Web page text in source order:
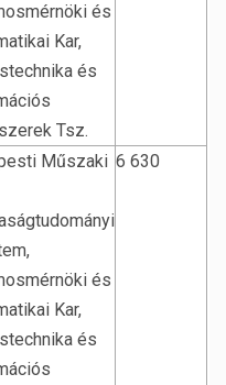
és
Kar,
és
Tsz.
Műszaki
és
Kar,
és
6 630